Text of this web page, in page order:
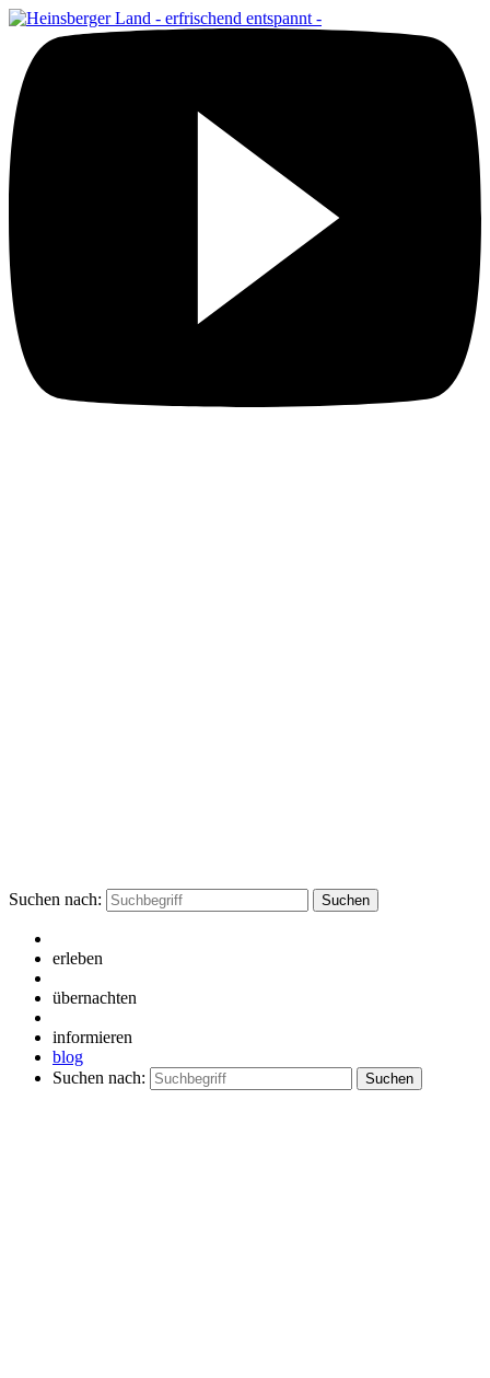
Suchen nach:
erleben
übernachten
informieren
blog
Suchen nach: